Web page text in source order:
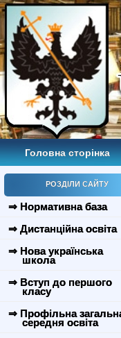
Головна сторінка
РОЗДІЛИ САЙТУ
⇒ Нормативна база
⇒ Дистанційна освіта
⇒ Нова українська
школа
⇒ Вступ до першого
класу
⇒ Профільна
середня освіта